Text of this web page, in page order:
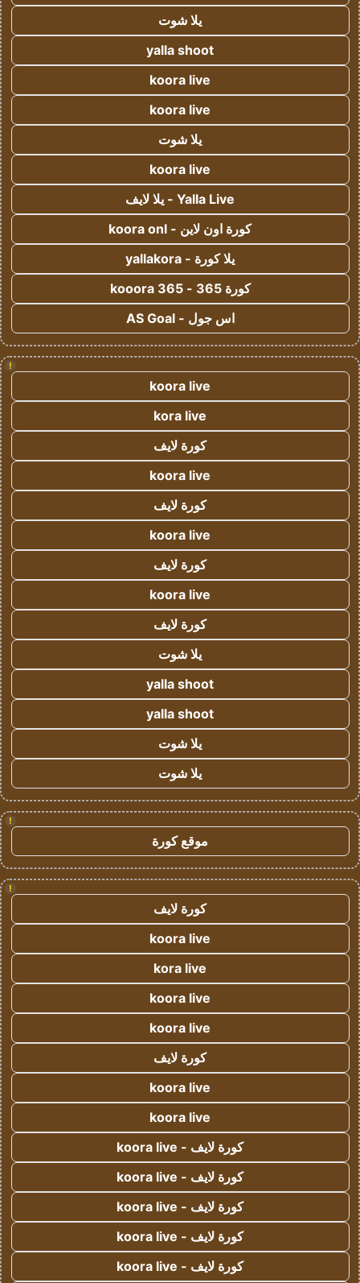
يلا شوت
yalla shoot
koora live
koora live
يلا شوت
koora live
Yalla Live - يلا لايف
كورة اون لاين - koora onl
يلا كورة - yallakora
كورة 365 - kooora 365
اس جول - AS Goal
!
koora live
kora live
كورة لايف
koora live
كورة لايف
koora live
كورة لايف
koora live
كورة لايف
يلا شوت
yalla shoot
yalla shoot
يلا شوت
يلا شوت
!
موقع كورة
!
كورة لايف
koora live
kora live
koora live
koora live
كورة لايف
koora live
koora live
كورة لايف - koora live
كورة لايف - koora live
كورة لايف - koora live
كورة لايف - koora live
كورة لايف - koora live